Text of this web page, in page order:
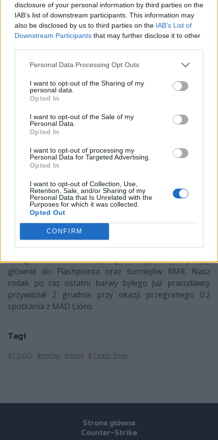
disclosure of your personal information by third parties on the
IAB’s list of downstream participants. This information may
also be disclosed by us to third parties on the IAB’s List of
Downstream Participants that may further disclose it to other
Personal Data Processing Opt Outs
I want to opt-out of the Sharing of my
personal data.
Opted In
I want to opt-out of the Sale of my
Personal Data.
Opted In
I want to opt-out of processing my
Personal Data for Targeted Advertising.
Opted In
I want to opt-out of Collection, Use,
Retention, Sale, and/or Sharing of my
Personal Data that Is Unrelated with the
Purposes for which it was collected.
Opted Out
CONFIRM
Od dziś oficjalnie jestem wolnym zawodnikiem, a mój
kontrakt z Envy został rozwiązany. Poszukiwania nowej
drużyny trwają w najlepsze, bardzo tęsknie za
codziennymi treningami i oficjalnymi meczami. Nie
ukrywam, że nie mogę się doczekać kolejnych szans i
okazji, aby w końcu osiągnąć coś, czego do tej pory mi
mediów społecznościowych. Przypomnijmy, że od
połowy stycznia MICHU wraz z całym dotychczasowym
składem wylądował na ławce rezerwowych, gdyż Envy
postanowiło zamknąć dywizję CS:GO. Od tego czasu
Polaka oglądaliśmy głównie w grze miksowej w
szeregach StyluDunów.
Przygoda Müller z Envy rozpoczęła się w styczniu 2020
Virtus.pro chciał spróbować swoich sił w zespole
międzynarodowym i ostatecznie zdecydował się przyjąć
ofertę amerykańskiej organizacji. Plany były duże,
oczekiwania spore, ale wiele problemów związanych
m.in. z pandemią uniemożliwiło rozwój projektu. Dość
powiedzieć, że w trakcie minionego roku MICHU
rozegrał zaledwie 74 mapy, ograniczając swoje występy
głównie do Flashpointa oraz turniejów RMR. Nasz
rodak po raz ostatni barwy byłego już pracodawcy
przywdział 2 grudnia przy okazji przegranego 0:2
spotkania z MAD Lions.
Tagi
#CS:GO #michu #envy #Team Envy
Strona główna
Counter-Strike